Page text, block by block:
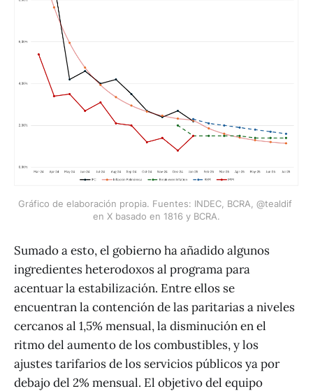
Gráfico de elaboración propia. Fuentes: INDEC, BCRA, @tealdif
en X basado en 1816 y BCRA.
Sumado a esto, el gobierno ha añadido algunos
ingredientes heterodoxos al programa para
acentuar la estabilización. Entre ellos se
encuentran la contención de las paritarias a niveles
cercanos al 1,5% mensual, la disminución en el
ritmo del aumento de los combustibles, y los
ajustes tarifarios de los servicios públicos ya por
debajo del 2% mensual. El objetivo del equipo